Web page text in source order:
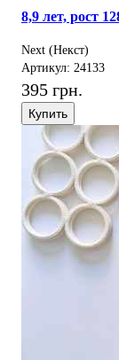
8,9 лет, рост
Next (Некст)
Артикул: 24133
395 грн.
Купить